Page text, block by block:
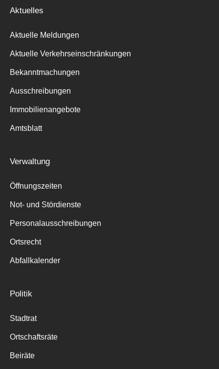
Aktuelles
Aktuelle Meldungen
Aktuelle Verkehrseinschränkungen
Bekanntmachungen
Ausschreibungen
Immobilienangebote
Amtsblatt
Verwaltung
Öffnungszeiten
Not- und Stördienste
Personalausschreibungen
Ortsrecht
Abfallkalender
Politik
Stadtrat
Ortschaftsräte
Beiräte